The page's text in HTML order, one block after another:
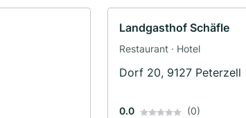
Landgasthof Schäfle
Restaurant · Hotel
Dorf 20, 9127 Peterzell
0.0 (0)